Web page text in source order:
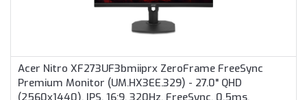
Acer Nitro XF273UF3bmiiprx ZeroFrame FreeSync
Premium Monitor (UM.HX3EE.329) - 27.0" QHD